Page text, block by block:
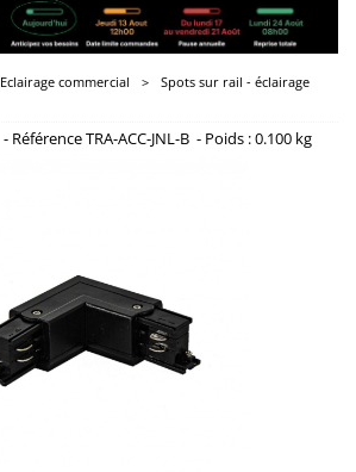
Eclairage commercial >
Spots sur rail - éclairage
- RéférenceTRA-ACC-JNL-B - Poids :0.100 kg